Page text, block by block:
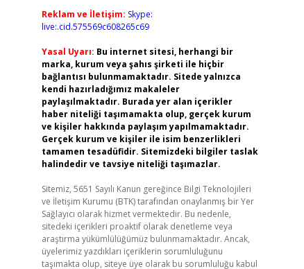
Reklam ve İletişim: Skype:
live:.cid.575569c608265c69
Yasal Uyarı: Bu internet sitesi, herhangi bir
marka, kurum veya şahıs şirketi ile hiçbir
bağlantısı bulunmamaktadır. Sitede yalnızca
kendi hazırladığımız makaleler
paylaşılmaktadır. Burada yer alan içerikler
haber niteliği taşımamakta olup, gerçek kurum
ve kişiler hakkında paylaşım yapılmamaktadır.
Gerçek kurum ve kişiler ile isim benzerlikleri
tamamen tesadüfidir. Sitemizdeki bilgiler taslak
halindedir ve tavsiye niteliği taşımazlar.
Sitemiz, 5651 Sayılı Kanun gereğince Bilgi Teknolojileri
ve İletişim Kurumu (BTK) tarafından onaylanmış bir Yer
Sağlayıcı olarak hizmet vermektedir. Bu nedenle,
sitedeki içerikleri proaktif olarak denetleme veya
araştırma yükümlülüğümüz bulunmamaktadır. Ancak,
üyelerimiz yazdıkları içeriklerin sorumluluğunu
taşımakta olup, siteye üye olarak bu sorumluluğu kabul